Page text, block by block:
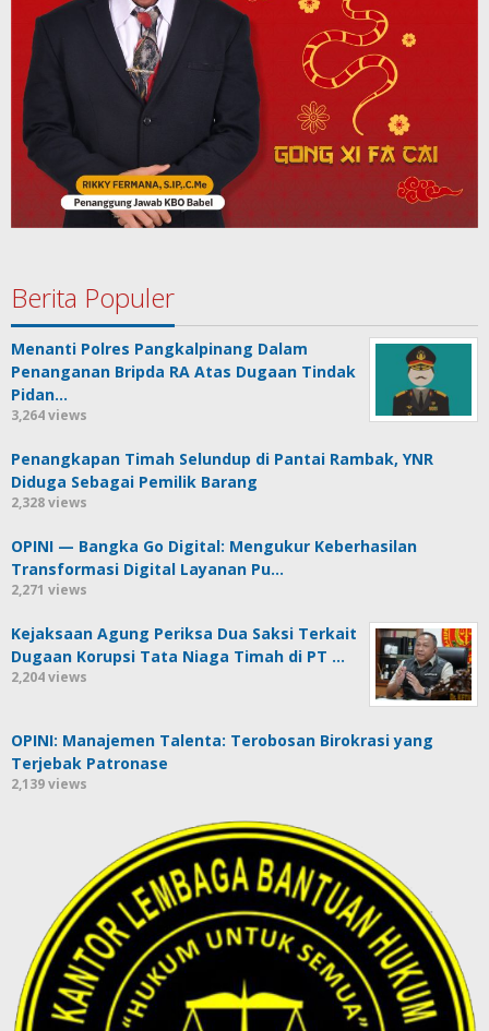
Berita Populer
Menanti Polres Pangkalpinang Dalam
Penanganan Bripda RA Atas Dugaan Tindak
Pidan…
3,264 views
Penangkapan Timah Selundup di Pantai Rambak, YNR
Diduga Sebagai Pemilik Barang
2,328 views
OPINI — Bangka Go Digital: Mengukur Keberhasilan
Transformasi Digital Layanan Pu…
2,271 views
Kejaksaan Agung Periksa Dua Saksi Terkait
Dugaan Korupsi Tata Niaga Timah di PT …
2,204 views
OPINI: Manajemen Talenta: Terobosan Birokrasi yang
Terjebak Patronase
2,139 views